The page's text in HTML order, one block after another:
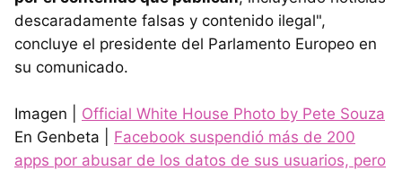
descaradamente falsas y contenido ilegal",
concluye el presidente del Parlamento Europeo en
su comunicado.
Imagen | Official White House Photo by Pete Souza
En Genbeta | Facebook suspendió más de 200
apps por abusar de los datos de sus usuarios, pero